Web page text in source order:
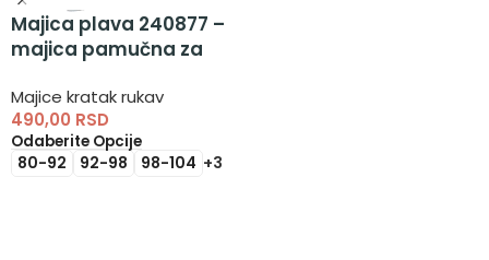
Majica plava 240877 –
majica pamučna za
Majice kratak rukav
490,00 RSD
Odaberite Opcije
80-92 92-98 98-104 +3